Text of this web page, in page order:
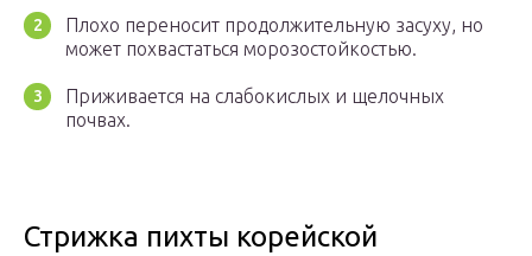
Плохо переносит продолжительную засуху, но
может похвастаться морозостойкостью.
Приживается на слабокислых и щелочных
почвах.
Стрижка пихты корейской